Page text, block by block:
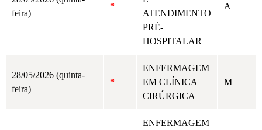
feira)
*
ATENDIMENTO
PRÉ-
HOSPITALAR
A
28/05/2026 (quinta-
feira)
*
ENFERMAGEM
EM CLÍNICA
CIRÚRGICA
M
ENFERMAGEM